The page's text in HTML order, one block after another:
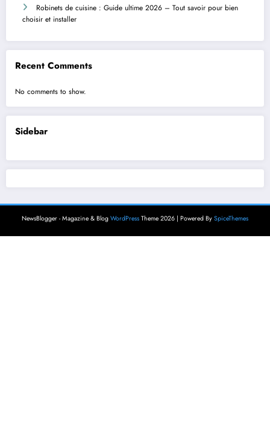
Robinets de cuisine : Guide ultime 2026 – Tout savoir pour bien
choisir et installer
Recent Comments
No comments to show.
Sidebar
NewsBlogger - Magazine & Blog WordPress Theme 2026 | Powered By SpiceThemes